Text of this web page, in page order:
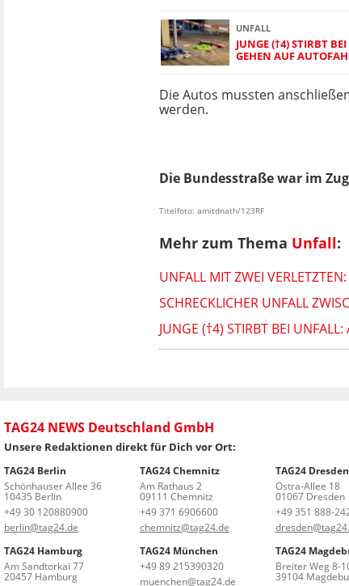
UNFALL
JUNGE (†4) STIRBT
GEHEN AUF
Die Autos mussten
werden.
Die Bundesstraße war im
Titelfoto: amitdnath/123RF
Mehr zum Thema Unfall:
UNFALL MIT ZWEI
SCHRECKLICHER UNFALL
JUNGE (†4) STIRBT BEI
TAG24 NEWS Deutschland GmbH
Unsere Redaktionen direkt für Dich vor Ort:
TAG24 Berlin
Schönhauser Allee 36
10435 Berlin
+49 30 120880900
berlin@tag24.de
TAG24 Chemnitz
Am Rathaus 2
09111 Chemnitz
+49 371 6906600
chemnitz@tag24.de
TAG24 Dresden
Ostra-Allee 18
01067 Dresden
+49 351 888-
TAG24 Hamburg
Am Sandtorkai 77
20457 Hamburg
TAG24 München
+49 89 215390320
muenchen@tag24.de
TAG24
Breiter Weg 8-
39104